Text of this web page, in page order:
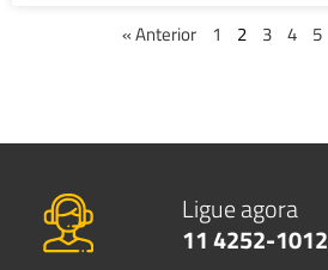
« Anterior 1 2 3 4 5
Ligue agora
11 4252-1012